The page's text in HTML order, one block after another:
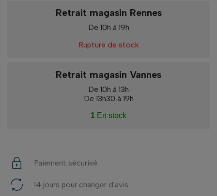
Retrait magasin Rennes
De 10h à 19h
Rupture de stock
Retrait magasin Vannes
De 10h à 13h
De 13h30 à 19h
1 En stock
Paiement sécurisé
14 jours pour changer d'avis